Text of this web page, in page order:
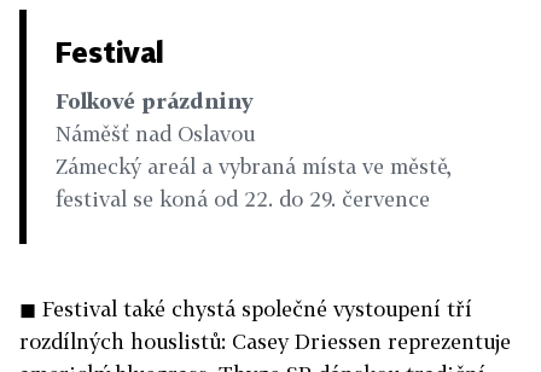
Festival
Folkové prázdniny
Náměšť nad Oslavou
Zámecký areál a vybraná místa ve městě,
festival se koná od 22. do 29. července
◼ Festival také chystá společné vystoupení tří
rozdílných houslistů: Casey Driessen reprezentuje